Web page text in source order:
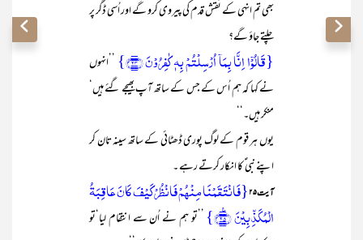
بھی تم انہی کے نقش قدم کی پیروی کرو گے اور اُسی ڈگر پر
چلتے جاؤ گے؟
{قَالُوۡۤا اِنَّا بِمَاۤ اُرۡسِلۡتُمۡ بِہٖ کٰفِرُوۡنَ ﴿۲۴﴾}
’’انہوں
نے کہا کہ ہم اُس کے جس کے ساتھ آپ بھیجے گئے ہیں‘
منکر ہیں۔‘‘
یوں ہر قوم کے لوگ پوری ڈھٹائی کے ساتھ سینہ تان کر
اپنے نبی ؑ کا انکار کرتے رہے ۔
آیت ۲۵ {فَانۡتَقَمۡنَا مِنۡہُمۡ فَانۡظُرۡ کَیۡفَ کَانَ عَاقِبَۃُ
الۡمُکَذِّبِیۡنَ ﴿٪۲۵﴾}
’’تو ہم نے اُن سے انتقام لیا‘تو